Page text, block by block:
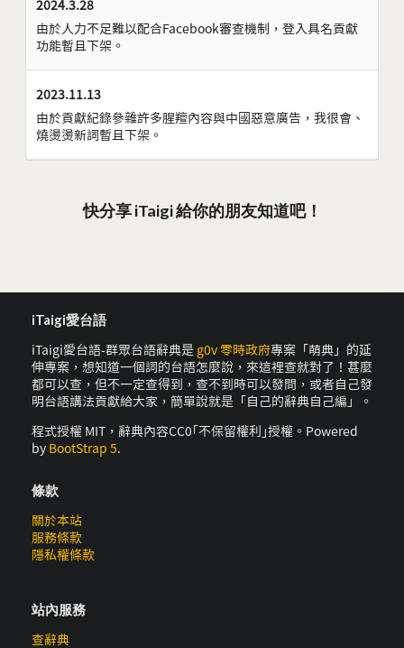
2024.3.28
由於人力不足難以配合Facebook審查機制，登入具名貢獻
功能暫且下架。
2023.11.13
由於貢獻紀錄參雜許多腥羶內容與中國惡意廣告，我很會、
燒燙燙新詞暫且下架。
快分享 iTaigi 給你的朋友知道吧！
iTaigi愛台語
iTaigi愛台語-群眾台語辭典是 g0v 零時政府專案「萌典」的延
伸專案，想知道一個詞的台語怎麼說，來這裡查就對了！甚麼
都可以查，但不一定查得到，查不到時可以發問，或者自己發
明台語講法貢獻給大家，簡單說就是「自己的辭典自己編」。
程式授權 MIT，辭典內容CC0｢不保留權利｣授權。Powered
by BootStrap 5.
條款
關於本站
服務條款
隱私權條款
站內服務
查辭典